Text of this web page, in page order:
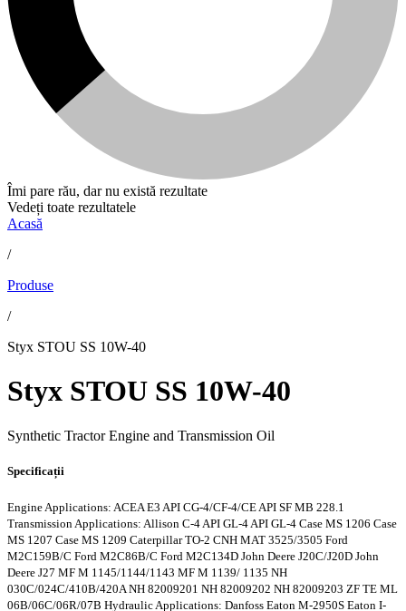
Îmi pare rău, dar nu există rezultate
Vedeți toate rezultatele
Acasă
/
Produse
/
Styx STOU SS 10W-40
Styx STOU SS 10W-40
Synthetic Tractor Engine and Transmission Oil
Specificații
Engine Applications: ACEA E3 API CG-4/CF-4/CEAPI SF MB 228.1
Transmission Applications: Allison C-4API GL-4API GL-4 Case MS 1206 Case
MS 1207 Case MS 1209 Caterpillar TO-2 CNH MAT 3525/3505 Ford
M2C159B/C Ford M2C86B/C Ford M2C134D John Deere J20C/J20D John
Deere J27 MF M 1145/1144/1143 MF M 1139/ 1135 NH
030C/024C/410B/420ANH 82009201 NH 82009202 NH 82009203 ZF TE ML
06B/06C/06R/07B Hydraulic Applications: Danfoss Eaton M-2950S Eaton I-